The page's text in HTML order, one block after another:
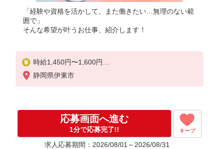
「経験や資格を活かして、また働きたい…無理のない範
囲で」
そんな希望が叶うお仕事、紹介します！
時給1,450円〜1,600円
◆初任者研修：時給1,450円〜
※経験者は3ヶ月以上
※給与幅は経験・能力による
★週払いOK（規定あり）
静岡県伊東市
応募画面へ進む
1分で応募完了!! キープ
求人応募期間：2026/08/01～2026/08/31